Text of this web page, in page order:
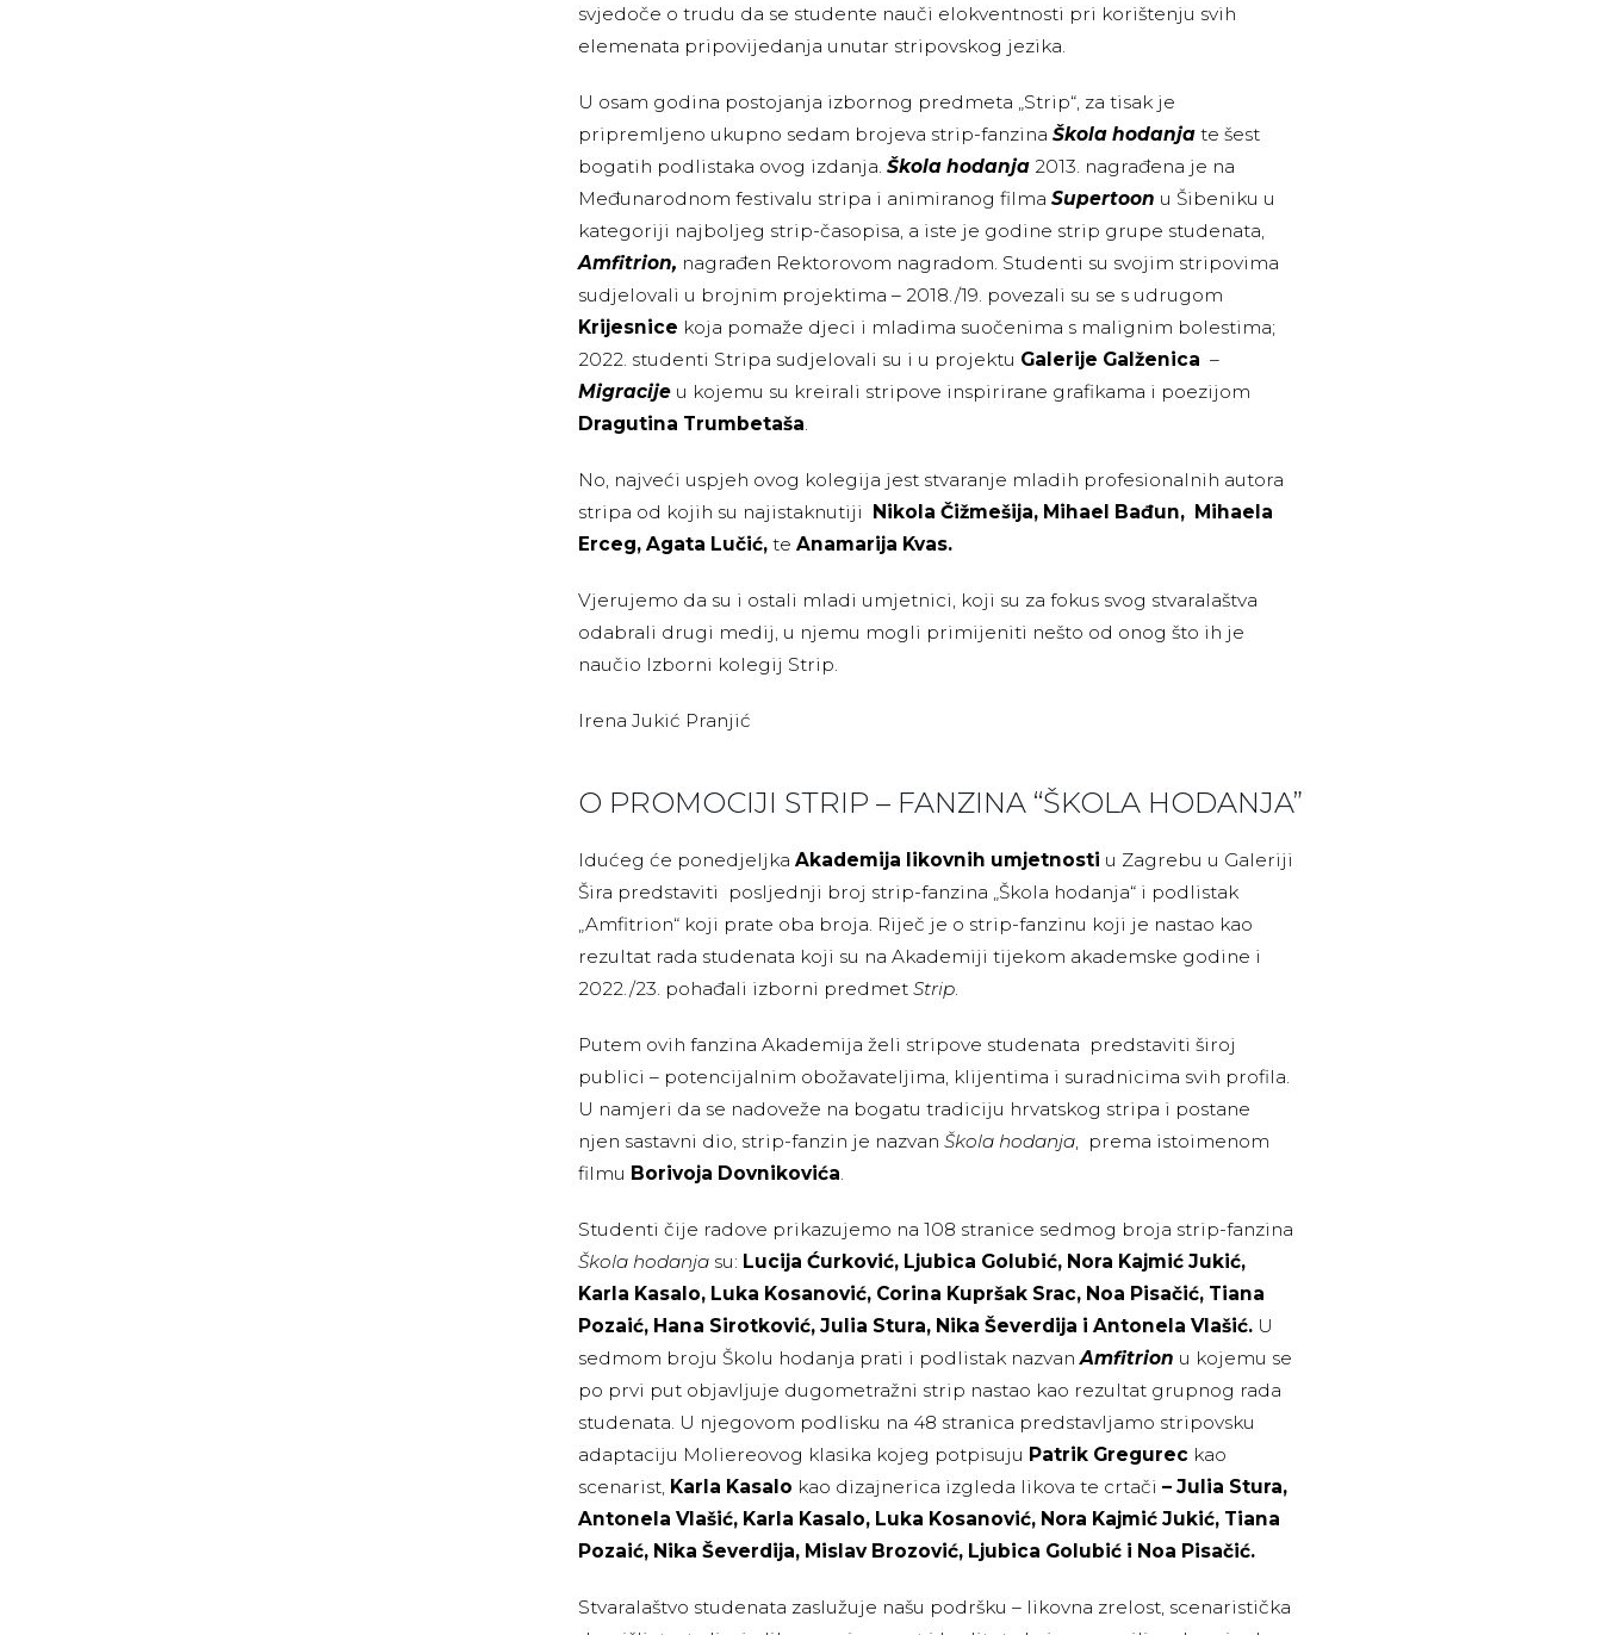
svjedoče o trudu da se studente nauči elokventnosti pri korištenju svih
elemenata pripovijedanja unutar stripovskog jezika.
U osam godina postojanja izbornog predmeta „Strip“, za tisak je
pripremljeno ukupno sedam brojeva strip-fanzina Škola hodanjate šest
bogatih podlistaka ovog izdanja. Škola hodanja2013. nagrađena je na
Međunarodnom festivalu stripa i animiranog filma Supertoon u Šibeniku u
kategoriji najboljeg strip-časopisa, a iste je godine strip grupe studenata,
Amfitrion, nagrađen Rektorovom nagradom. Studenti su svojim stripovima
sudjelovali u brojnim projektima – 2018./19. povezali su se s udrugom
Krijesnice koja pomaže djeci i mladima suočenima s malignim bolestima;
2022. studenti Stripa sudjelovali su i u projektu Galerije Galženica –
Migracije u kojemu su kreirali stripove inspirirane grafikama i poezijom
Dragutina Trumbetaša
No, najveći uspjeh ovog kolegija jest stvaranje mladih profesionalnih autora
stripa od kojih su najistaknutiji Nikola Čižmešija, Mihael Bađun, Mihaela
Erceg, Agata Lučić, te Anamarija Kvas.
Vjerujemo da su i ostali mladi umjetnici, koji su za fokus svog stvaralaštva
odabrali drugi medij, u njemu mogli primijeniti nešto od onog što ih je
naučio Izborni kolegij Strip.
Irena Jukić Pranjić
O PROMOCIJI STRIP – FANZINA “ŠKOLA HODANJA”
Idućeg će ponedjeljka Akademija likovnih umjetnosti u Zagrebu u Galeriji
Šira predstaviti posljednji broj strip-fanzina „Škola hodanja“ i podlistak
„Amfitrion“ koji prate oba broja. Riječ je o strip-fanzinu koji je nastao kao
rezultat rada studenata koji su na Akademiji tijekom akademske godine i
2022./23. pohađali izborni predmet Strip.
Putem ovih fanzina Akademija želi stripove studenata predstaviti široj
publici – potencijalnim obožavateljima, klijentima i suradnicima svih profila.
U namjeri da se nadoveže na bogatu tradiciju hrvatskog stripa i postane
njen sastavni dio, strip-fanzin je nazvan Škola hodanja, prema istoimenom
filmu Borivoja Dovnikovića
Studenti čije radove prikazujemo na 108 stranice sedmog broja strip-fanzina
Škola hodanjasu: Lucija Ćurković, Ljubica Golubić, Nora Kajmić Jukić,
Karla Kasalo, Luka Kosanović, Corina Kupršak Srac, Noa Pisačić, Tiana
Pozaić, Hana Sirotković, Julia Stura, Nika Ševerdija i Antonela Vlašić.U
sedmom broju Školu hodanja prati i podlistak nazvanAmfitrion u kojemu se
po prvi put objavljuje dugometražni strip nastao kao rezultat grupnog rada
studenata. U njegovom podlisku na 48 stranica predstavljamo stripovsku
adaptaciju Moliereovog klasika kojeg potpisuju Patrik Gregureckao
scenarist, Karla Kasalo kao dizajnerica izgleda likova te crtači – Julia Stura,
Antonela Vlašić, Karla Kasalo, Luka Kosanović, Nora Kajmić Jukić, Tiana
Pozaić, Nika Ševerdija, Mislav Brozović, Ljubica Golubić i Noa Pisačić.
Stvaralaštvo studenata zaslužuje našu podršku – likovna zrelost, scenaristička